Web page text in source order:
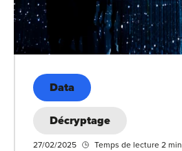
Data
Décryptage
27/02/2025 Temps de lecture 2 min